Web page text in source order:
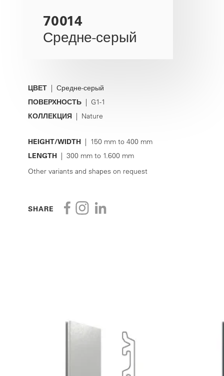
70014
Средне-серый
ЦВЕТ | Средне-серый
ПОВЕРХНОСТЬ | G1-1
КОЛЛЕКЦИЯ | Nature
HEIGHT/WIDTH | 150 mm to 400 mm
LENGTH | 300 mm to 1.600 mm
Other variants and shapes on request
SHARE